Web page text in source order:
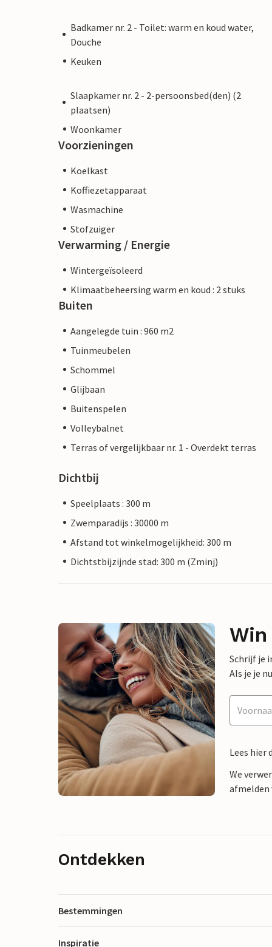
Badkamer nr. 2 - Toilet: warm en koud water,
Douche
Keuken
Slaapkamer nr. 2 - 2-persoonsbed(den) (2
plaatsen)
Woonkamer
Voorzieningen
Koelkast
Koffiezetapparaat
Wasmachine
Stofzuiger
Verwarming / Energie
Wintergeïsoleerd
Klimaatbeheersing warm en koud : 2 stuks
Buiten
Aangelegde tuin : 960 m2
Tuinmeubelen
Schommel
Glijbaan
Buitenspelen
Volleybalnet
Terras of vergelijkbaar nr. 1 - Overdekt terras
Dichtbij
Speelplaats : 300 m
Zwemparadijs : 30000 m
Afstand tot winkelmogelijkheid: 300 m
Dichtstbijzijnde stad: 300 m (Zminj)
Schrijf je
Als je je
Lees hier
We
afmelden
Ontdekken
Bestemmingen
Inspiratie